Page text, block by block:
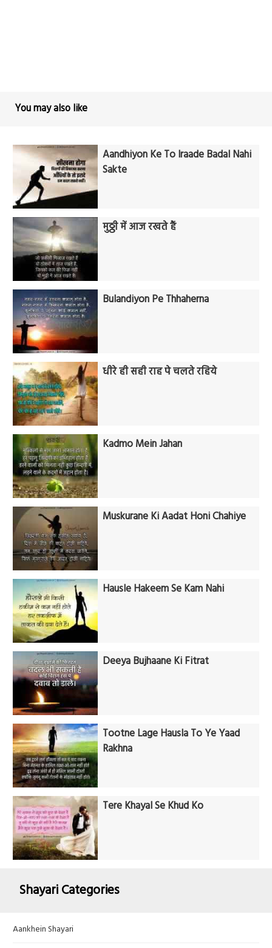
You may also like
Aandhiyon Ke To Iraade Badal Nahi
Sakte
मुठ्ठी में आज रखते हैं
Bulandiyon Pe Thhaherna
धीरे ही सही राह पे चलते रहिये
Kadmo Mein Jahan
Muskurane Ki Aadat Honi Chahiye
Hausle Hakeem Se Kam Nahi
Deeya Bujhaane Ki Fitrat
Tootne Lage Hausla To Ye Yaad
Rakhna
Tere Khayal Se Khud Ko
Shayari Categories
Aankhein Shayari